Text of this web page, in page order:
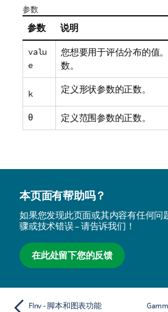
参数
参数 说明
valu
e
您想要用于评估分布的值
数。
k 定义形状参数的正数。
θ 定义范围参数的正数。
本页面有帮助吗？
如果您发现此页面或其内容有任何问
骤或技术错误 – 请告诉我们！
在此处留下您的反馈
FInv - 脚本和图表功能